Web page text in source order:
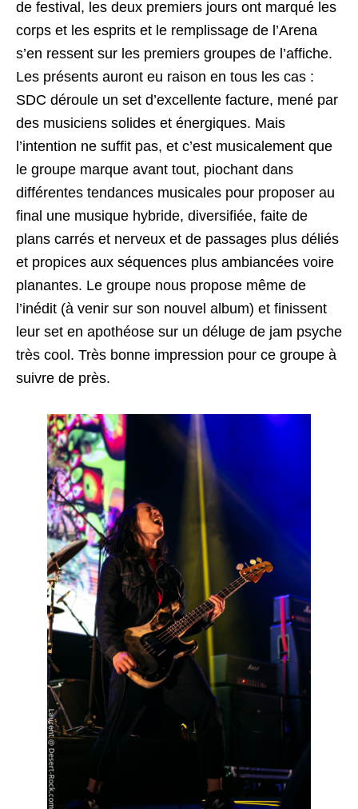
de festival, les deux premiers jours ont marqué les
corps et les esprits et le remplissage de l’Arena
s’en ressent sur les premiers groupes de l’affiche.
Les présents auront eu raison en tous les cas :
SDC déroule un set d’excellente facture, mené par
des musiciens solides et énergiques. Mais
l’intention ne suffit pas, et c’est musicalement que
le groupe marque avant tout, piochant dans
différentes tendances musicales pour proposer au
final une musique hybride, diversifiée, faite de
plans carrés et nerveux et de passages plus déliés
et propices aux séquences plus ambiancées voire
planantes. Le groupe nous propose même de
l’inédit (à venir sur son nouvel album) et finissent
leur set en apothéose sur un déluge de jam psyche
très cool. Très bonne impression pour ce groupe à
suivre de près.